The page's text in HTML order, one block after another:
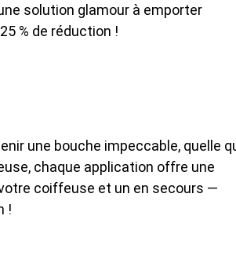
solution glamour à emporter
% de réduction !
une bouche impeccable, quelle
chaque application offre une
coiffeuse et un en secours —
!